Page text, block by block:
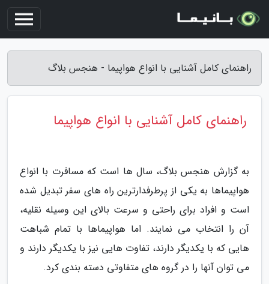
راهنمای کامل آشنایی با انواع هواپیما - هنجس بلاگ
راهنمای کامل آشنایی با انواع هواپیما
به گزارش هنجس بلاگ، سال ها است که مسافرت با انواع
هواپیماها به یکی از پرطرفدارترین راه های سفر تبدیل شده
است و افراد برای راحتی و سرعت بالای این وسیله نقلیه،
آن را انتخاب می نمایند. اما هواپیماها با تمام شباهت
هایی که با یکدیگر دارند، تفاوت هایی نیز با یکدیگر دارند و
می توان آنها را در گروه های متفاوتی دسته بندی کرد.